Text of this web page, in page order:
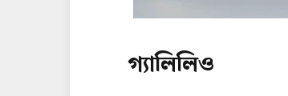
গ্যালিলিও